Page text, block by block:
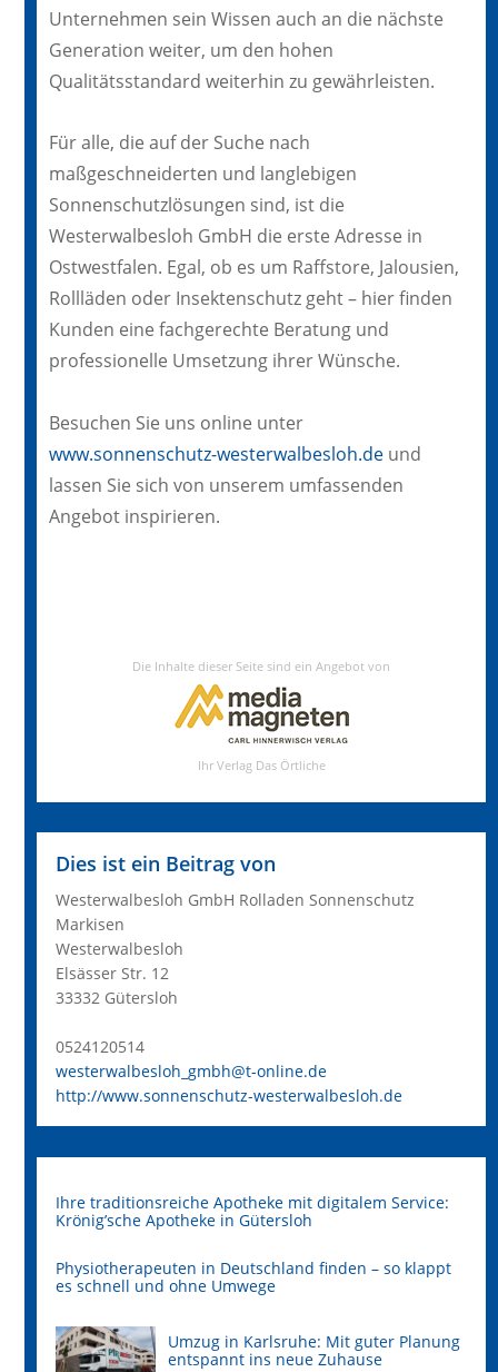
Unternehmen sein Wissen auch an die nächste
Generation weiter, um den hohen
Qualitätsstandard weiterhin zu gewährleisten.
Für alle, die auf der Suche nach
maßgeschneiderten und langlebigen
Sonnenschutzlösungen sind, ist die
Westerwalbesloh GmbH die erste Adresse in
Ostwestfalen. Egal, ob es um Raffstore, Jalousien,
Rollläden oder Insektenschutz geht – hier finden
Kunden eine fachgerechte Beratung und
professionelle Umsetzung ihrer Wünsche.
Besuchen Sie uns online unter
www.sonnenschutz-westerwalbesloh.de und
lassen Sie sich von unserem umfassenden
Angebot inspirieren.
Dies ist ein Beitrag von
Westerwalbesloh GmbH Rolladen Sonnenschutz
Markisen
Westerwalbesloh
Elsässer Str. 12
33332 Gütersloh
0524120514
westerwalbesloh_gmbh@t-online.de
http://www.sonnenschutz-westerwalbesloh.de
Ihre traditionsreiche Apotheke mit digitalem Service:
Krönig’sche Apotheke in Gütersloh
Physiotherapeuten in Deutschland finden – so klappt
es schnell und ohne Umwege
Umzug in Karlsruhe: Mit guter Planung
entspannt ins neue Zuhause